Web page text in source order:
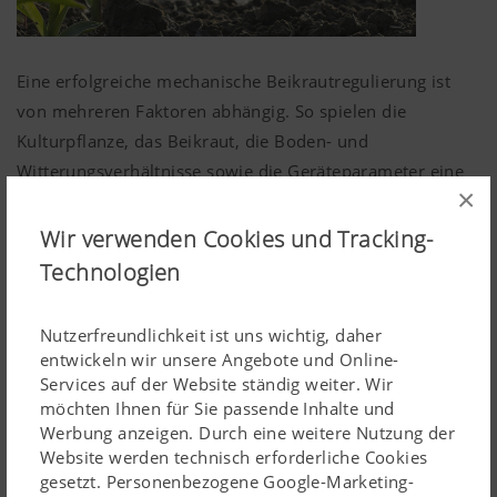
×
Wir verwenden Cookies und Tracking-
Technologien
Nutzerfreundlichkeit ist uns wichtig, daher
entwickeln wir unsere Angebote und Online-
Services auf der Website ständig weiter. Wir
möchten Ihnen für Sie passende Inhalte und
Werbung anzeigen. Durch eine weitere Nutzung der
Website werden technisch erforderliche Cookies
gesetzt. Personenbezogene Google-Marketing-
Eine erfolgreiche mechanische Beikrautregulierung ist
von mehreren Faktoren abhängig. So spielen die
Kulturpflanze, das Beikraut, die Boden- und
Witterungsverhältnisse sowie die Geräteparameter eine
Eine gesunde und vitale Kulturpflanze ist vom
optimalen Saatzeitpunkt, der Saatgutqualität sowie
abhängig. Die Behandlungsintensität und der
Behandlungszeitpunkt hängen stark vom
Entwicklungsstadium der Kulturpflanze ab.
Die Art der Beikräuter und deren Vermehrung
entscheiden über die Auswahl der richtigen
Kulturpflegemaschine. Jeweilige Einstellungen der
Lesen Sie mehr
Entscheidende Standortfaktoren